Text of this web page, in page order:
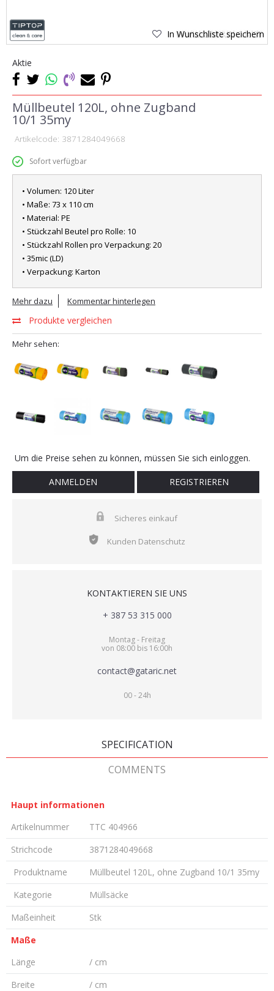
In Wunschliste speichern
Aktie
Müllbeutel 120L, ohne Zugband
10/1 35my
Artikelcode: 3871284049668
Sofort verfügbar
• Volumen: 120 Liter
• Maße: 73 x 110 cm
• Material: PE
• Stückzahl Beutel pro Rolle: 10
• Stückzahl Rollen pro Verpackung: 20
• 35mic (LD)
• Verpackung: Karton
Mehr dazu Kommentar hinterlegen
Produkte vergleichen
Mehr sehen:
Um die Preise sehen zu können, müssen Sie sich einloggen.
ANMELDEN REGISTRIEREN
Sicheres einkauf
Kunden Datenschutz
KONTAKTIEREN SIE UNS
+ 387 53 315 000
Montag - Freitag
von 08:00 bis 16:00h
contact@gataric.net
00 - 24h
SPECIFICATION
COMMENTS
Haupt informationen
Artikelnummer
TTC 404966
Strichcode
3871284049668
Produktname
Müllbeutel 120L, ohne Zugband 10/1 35my
Kategorie
Müllsäcke
Maßeinheit
Stk
Maße
Länge
/ cm
Breite
/ cm